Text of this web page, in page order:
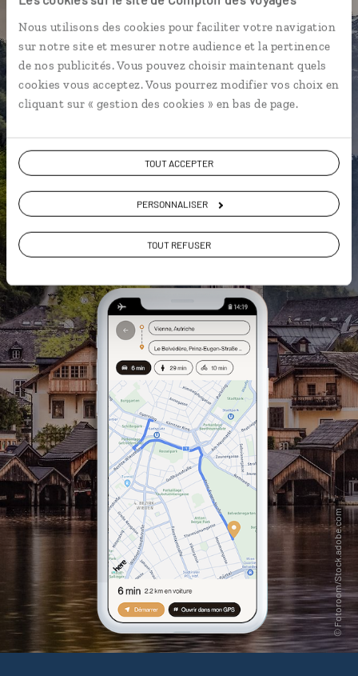
Nous utilisons des cookies pour faciliter votre navigation
sur notre site et mesurer notre audience et la pertinence
de nos publicités. Vous pouvez choisir maintenant quels
cookies vous acceptez. Vous pourrez modifier vos choix en
cliquant sur « gestion des cookies » en bas de page.
TOUT ACCEPTER
PERSONNALISER
TOUT REFUSER
L’itinéraire vers votregasthofen 1
clic
Notre sélection de cafés viennois
et tavernes
Les plus beaux châteaux
L'album souvenirs à composer